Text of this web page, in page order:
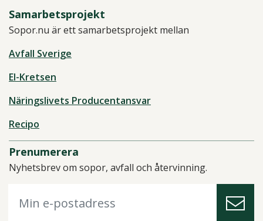
Samarbetsprojekt
Sopor.nu är ett samarbetsprojekt mellan
Avfall Sverige
El-Kretsen
Näringslivets Producentansvar
Recipo
Prenumerera
Nyhetsbrev om sopor, avfall och återvinning.